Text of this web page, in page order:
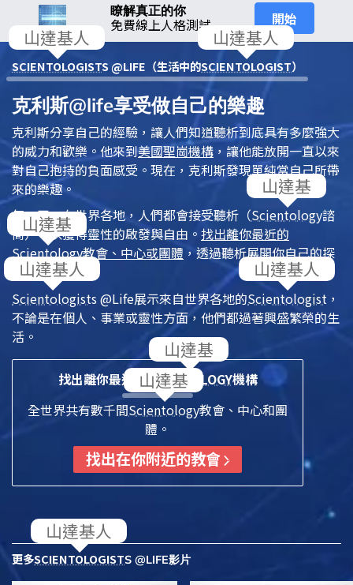
瞭解真正的你
免費線上人格測試 開始
SCIENTOLOGISTS @LIFE（生活中的SCIENTOLOGIST）
克利斯@life享受做自己的樂趣
克利斯分享自己的經驗，讓人們知道聽析到底具有多麼強大
的威力和歡樂。他來到美國聖崗機構 ，讓他能放開一直以來
對自己抱持的負面感受。現在，克利斯發現單純當自己所帶
來的樂趣。
每一天，在世界各地，人們都會接受聽析 （Scientology諮
商），以獲得靈性的啟發與自由。 找出離你最近的
Scientology教會、中心或團體 ，透過聽析展開你自己的探
險。
Scientologists @Life展示來自世界各地的Scientologist ，
不論是在個人、事業或靈性方面，他們都過著興盛繁榮的生
活。
找出離你最近的 SCIENTOLOGY機構
全世界共有數千間Scientology教會、中心和團
體。
找出在你附近的教會
更多SCIENTOLOGISTS @LIFE影片